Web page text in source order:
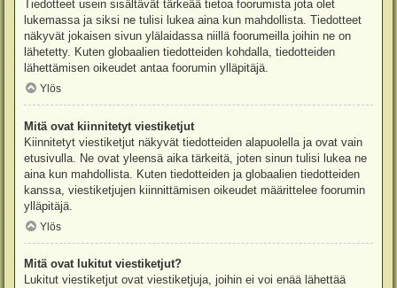
Tiedotteet usein sisältävät tärkeää tietoa foorumista jota olet
lukemassa ja siksi ne tulisi lukea aina kun mahdollista. Tiedotteet
näkyvät jokaisen sivun ylälaidassa niillä foorumeilla joihin ne on
lähetetty. Kuten globaalien tiedotteiden kohdalla, tiedotteiden
lähettämisen oikeudet antaa foorumin ylläpitäjä.
Ylös
Mitä ovat kiinnitetyt viestiketjut
Kiinnitetyt viestiketjut näkyvät tiedotteiden alapuolella ja ovat vain
etusivulla. Ne ovat yleensä aika tärkeitä, joten sinun tulisi lukea ne
aina kun mahdollista. Kuten tiedotteiden ja globaalien tiedotteiden
kanssa, viestiketjujen kiinnittämisen oikeudet määrittelee foorumin
ylläpitäjä.
Ylös
Mitä ovat lukitut viestiketjut?
Lukitut viestiketjut ovat viestiketjuja, joihin ei voi enää lähettää